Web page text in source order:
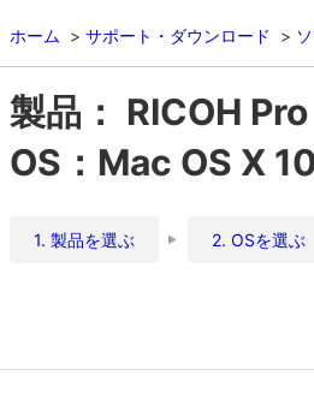
ホーム サポート・ダウンロード
製品： RICOH
OS：Mac OS X
1. 製品を選ぶ 2. OSを選ぶ